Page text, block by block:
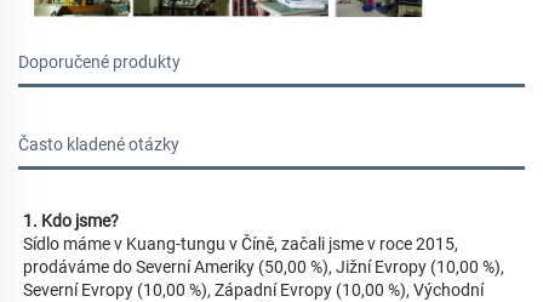
Doporučené produkty
Často kladené otázky
1. Kdo jsme?
Sídlo máme v Kuang-tungu v Číně, začali jsme v roce 2015,
prodáváme do Severní Ameriky (50,00 %), Jižní Evropy (10,00 %),
Severní Evropy (10,00 %), Západní Evropy (10,00 %), Východní